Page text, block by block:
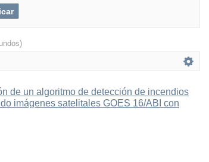
de un algoritmo de detección de incendios
imágenes satelitales GOES 16/ABI con